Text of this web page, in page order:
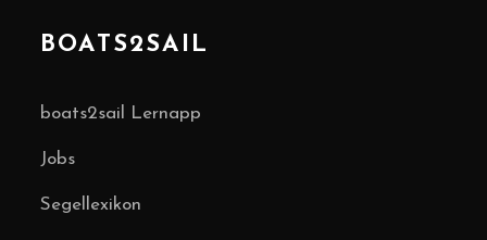
BOATS2SAIL
boats2sail Lernapp
Jobs
Segellexikon